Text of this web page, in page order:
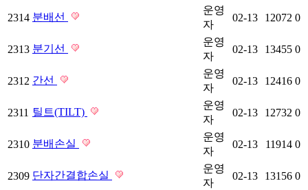
2314 분배선
운영
자
02-13 12072 0
2313 분기선
운영
자
02-13 13455 0
2312 간선
운영
자
02-13 12416 0
2311 틸트(TILT)
운영
자
02-13 12732 0
2310 분배손실
운영
자
02-13 11914 0
2309 단자간결합손실
운영
자
02-13 13156 0